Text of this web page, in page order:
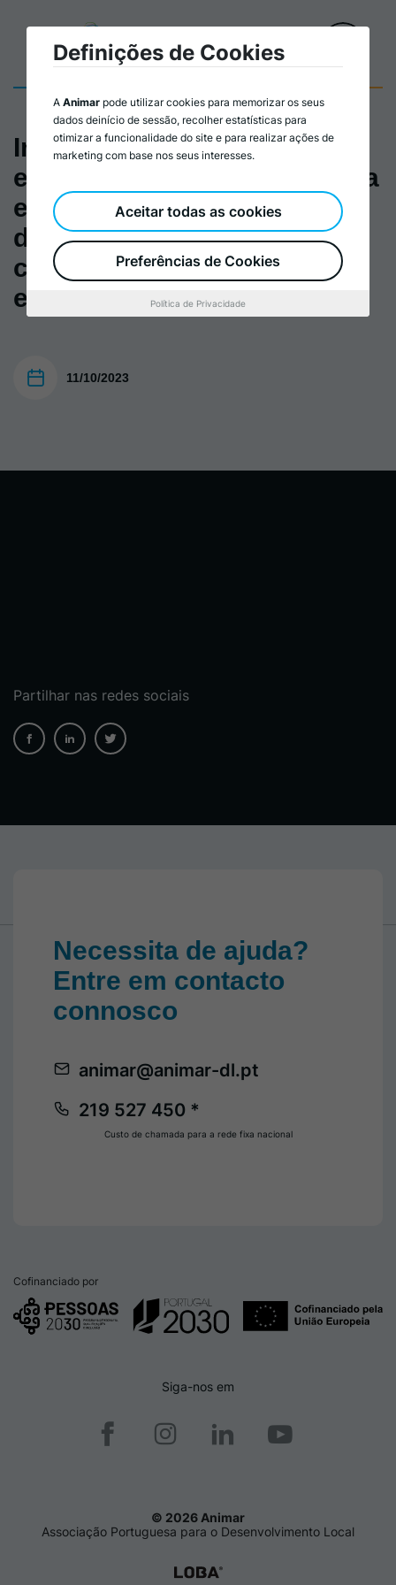
Interseções II: Igualdade
entre mulheres e homens e a
educação para o
desenvolvimento. Ideias-
chave de um recurso
educativo
11/10/2023
Partilhar nas redes sociais
Necessita de ajuda?
Entre em contacto
connosco
219 527 450 *
animar@animar-dl.pt
Custo de chamada para a rede fixa nacional
Cofinanciado por
Siga-nos em
© 2026 Animar
Associação Portuguesa para o Desenvolvimento Local
Definições de Cookies
A Animar pode utilizar cookies para memorizar os seus
dados deinício de sessão, recolher estatísticas para
otimizar a funcionalidade do site e para realizar ações de
marketing com base nos seus interesses.
Preferências de Cookies
Aceitar todas as cookies
Política de Privacidade